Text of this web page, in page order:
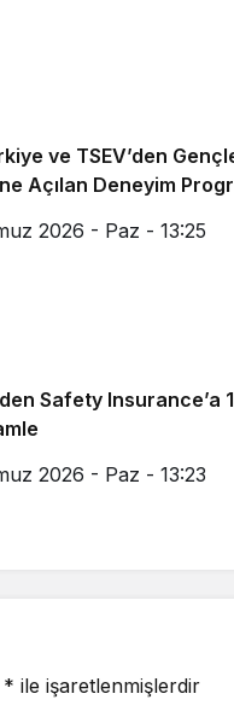
ve TSEV’den
Açılan Deneyim
2026 - Paz - 13:25
Safety Insurance’a
2026 - Paz - 13:23
* ile işaretlenmişlerdir